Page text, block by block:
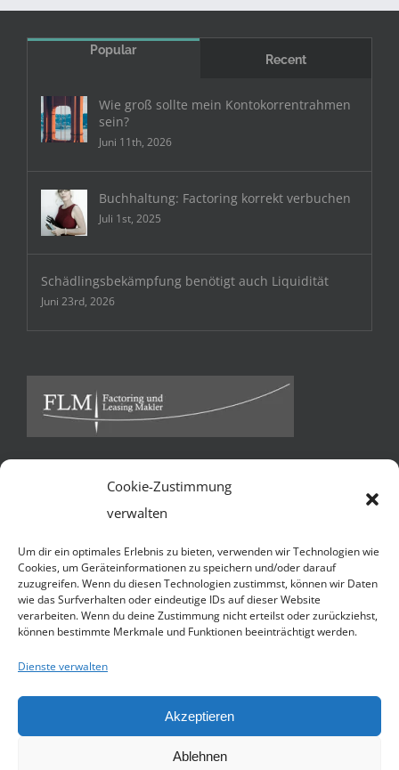
Cookie-Zustimmung
verwalten
Um dir ein optimales Erlebnis zu bieten, verwenden wir Technologien wie
Cookies, um Geräteinformationen zu speichern und/oder darauf
zuzugreifen. Wenn du diesen Technologien zustimmst, können wir Daten
wie das Surfverhalten oder eindeutige IDs auf dieser Website
verarbeiten. Wenn du deine Zustimmung nicht erteilst oder zurückziehst,
können bestimmte Merkmale und Funktionen beeinträchtigt werden.
Dienste verwalten
Akzeptieren
Ablehnen
Popular
Recent
Wie groß sollte mein Kontokorrentrahmen
sein?
Juni 11th, 2026
Buchhaltung: Factoring korrekt verbuchen
Juli 1st, 2025
Schädlingsbekämpfung benötigt auch Liquidität
Juni 23rd, 2026
Ballindamm 13 * 20095 Hamburg
Telefon:+49 40 3252 7941
Handy:+49 1590 4509055 (N. Jacobsen)
Website:http://flmakler.de
2026 | Avada Theme by